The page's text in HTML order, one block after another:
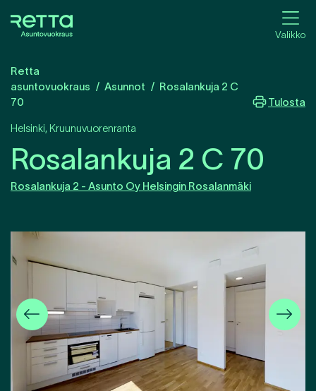
Valikko
Retta
asuntovuokraus
Asunnot
Rosalankuja 2 C
70
Tulosta
Helsinki, Kruunuvuorenranta
Rosalankuja 2 C 70
Rosalankuja 2 - Asunto Oy Helsingin Rosalanmäki